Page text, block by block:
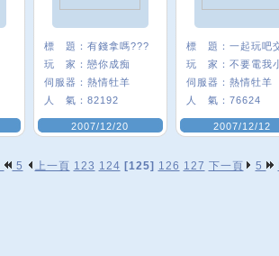
標 題： 有錢拿嗎???
玩 家： 戀你成痴
伺服器： 熱情牡羊
人 氣： 82192
2007/12/20
標 題：
玩 家：
伺服器： 熱情牡羊
人 氣： 76624
2007/12/12
5 上一頁 123 124 [125] 126 127 下一頁 5